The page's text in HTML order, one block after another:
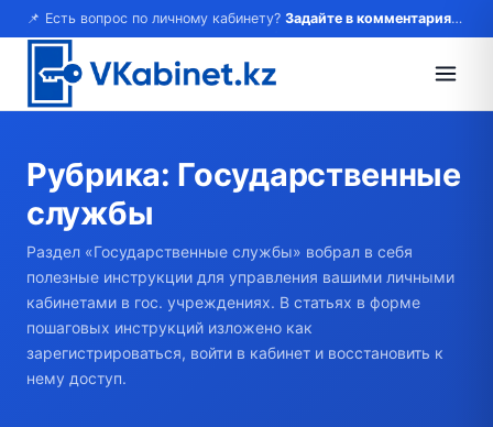
📌 Есть вопрос по личному кабинету? Задайте в комментариях — ответим!
Рубрика: Государственные
службы
Раздел «Государственные службы» вобрал в себя
полезные инструкции для управления вашими личными
кабинетами в гос. учреждениях. В статьях в форме
пошаговых инструкций изложено как
зарегистрироваться, войти в кабинет и восстановить к
нему доступ.